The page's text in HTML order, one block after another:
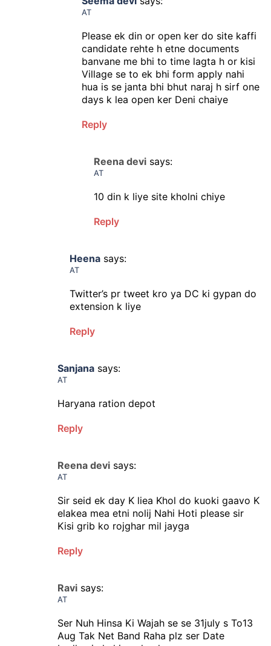
AT
Please ek din or open ker do site kaffi
candidate rehte h etne documents
banvane me bhi to time lagta h or kisi
Village se to ek bhi form apply nahi
hua is se janta bhi bhut naraj h sirf one
days k lea open ker Deni chaiye
Reply
Reena devi says:
AT
10 din k liye site kholni chiye
Reply
Heena says:
AT
Twitter’s pr tweet kro ya DC ki gypan do
extension k liye
Reply
Sanjana says:
AT
Haryana ration depot
Reply
Reena devi says:
AT
Sir seid ek day K liea Khol do kuoki gaavo K
elakea mea etni nolij Nahi Hoti please sir
Kisi grib ko rojghar mil jayga
Reply
Ravi says:
AT
Ser Nuh Hinsa Ki Wajah se se 31july s To13
Aug Tak Net Band Raha plz ser Date